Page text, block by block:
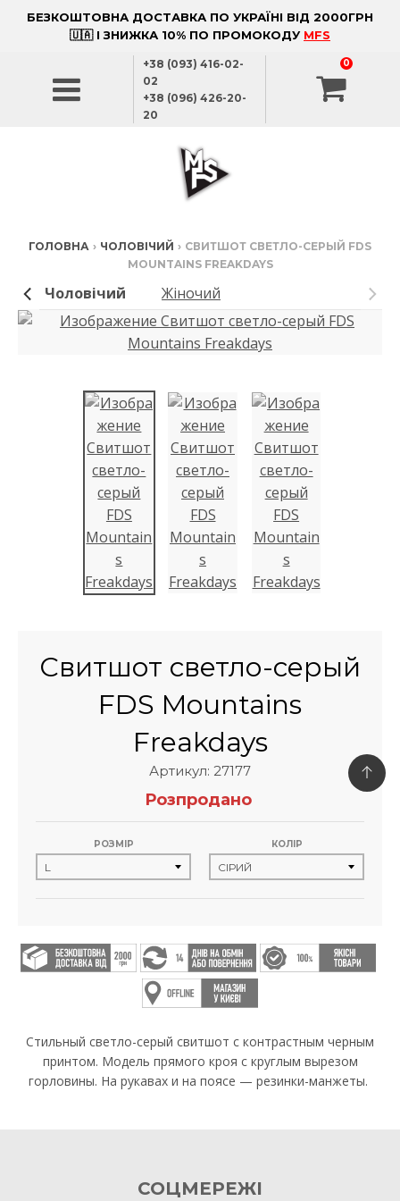
БЕЗКОШТОВНА ДОСТАВКА ПО УКРАЇНІ ВІД 2000ГРН
🇺🇦 І ЗНИЖКА 10% ПО ПРОМОКОДУ MFS
+38 (093) 416-02-
02
+38 (096) 426-20-
20
0
ГОЛОВНА › ЧОЛОВІЧИЙ › СВИТШОТ СВЕТЛО-СЕРЫЙ FDS
MOUNTAINS FREAKDAYS
Чоловічий Жіночий
Свитшот светло-серый
FDS Mountains
Freakdays
Артикул: 27177
Розпродано
РОЗМІР КОЛІР
Стильный светло-серый свитшот с контрастным черным
принтом. Модель прямого кроя с круглым вырезом
горловины. На рукавах и на поясе — резинки-манжеты.
СОЦМЕРЕЖІ